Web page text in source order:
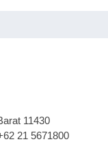
11430
21 5671800